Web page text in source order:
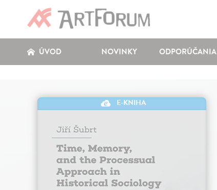
ÚVOD NOVINKY ODPORÚČANIA
E-KNIHA